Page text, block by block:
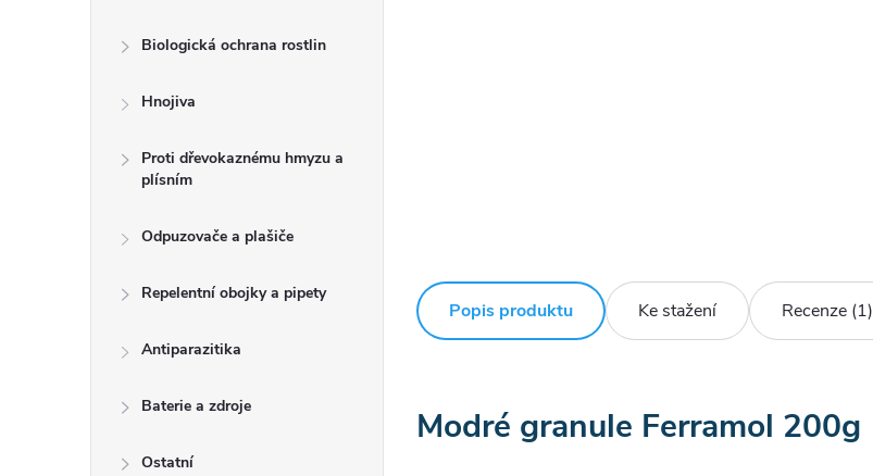
Biologická ochrana rostlin
Hnojiva
Proti dřevokaznému hmyzu a
plísním
Odpuzovače a plašiče
Repelentní obojky a pipety
Antiparazitika
Baterie a zdroje
Ostatní
Popis produktu Ke stažení Recenze (1)
Modré granule Ferramol 200g